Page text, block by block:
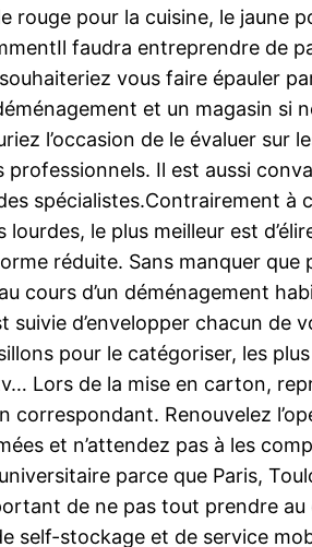
rouge pour la cuisine, le
faudra entreprendre de
vous faire épauler
et un magasin si
l’occasion de le évaluer sur
Il est aussi
spécialistes.Contrairement
le plus meilleur est
réduite. Sans manquer
cours d’un déménagement
suivie d’envelopper chacun
pour le catégoriser, les
Lors de la mise en carton,
Renouvelez
et n’attendez pas à les
parce que Paris,
de ne pas tout prendre
self-stockage et de service